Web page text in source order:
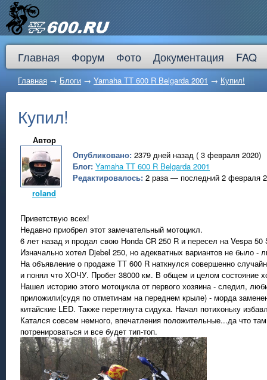
Главная Форум Фото Документация FAQ
Главная → Блоги → Yamaha TT 600 R Belgarda 2001 → Купил!
Купил!
Автор
roland
Опубликовано: 2379 дней назад ( 3 февраля 2020)
Блог: Yamaha TT 600 R Belgarda 2001
Редактировалось: 2 раза — последний 2 февраля
Приветствую всех!
Недавно приобрел этот замечательный мотоцикл.
6 лет назад я продал свою Honda CR 250 R и пересел на Vespa
Изначально хотел Djebel 250, но адекватных вариантов не было -
На объявление о продаже ТТ 600 R наткнулся совершенно
и понял что ХОЧУ. Пробег 38000 км. В общем и целом состояние
Нашел историю этого мотоцикла от первого хозяина - следил,
приложили(судя по отметинам на переднем крыле) - морда
китайские LED. Также перетянута сидуха. Начал потихоньку
Катался совсем немного, впечатления положительные...да что
потренироваться и все будет тип-топ.